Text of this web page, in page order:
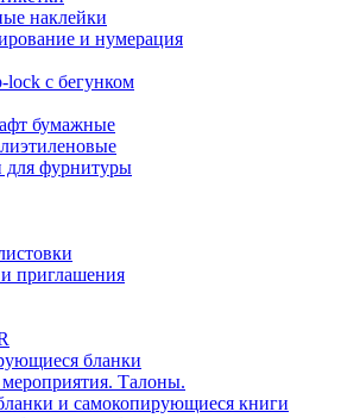
наклейки
и нумерация
lock с бегунком
бумажные
для фурнитуры
приглашения
бланки
Талоны.
и самокопирующиеся книги